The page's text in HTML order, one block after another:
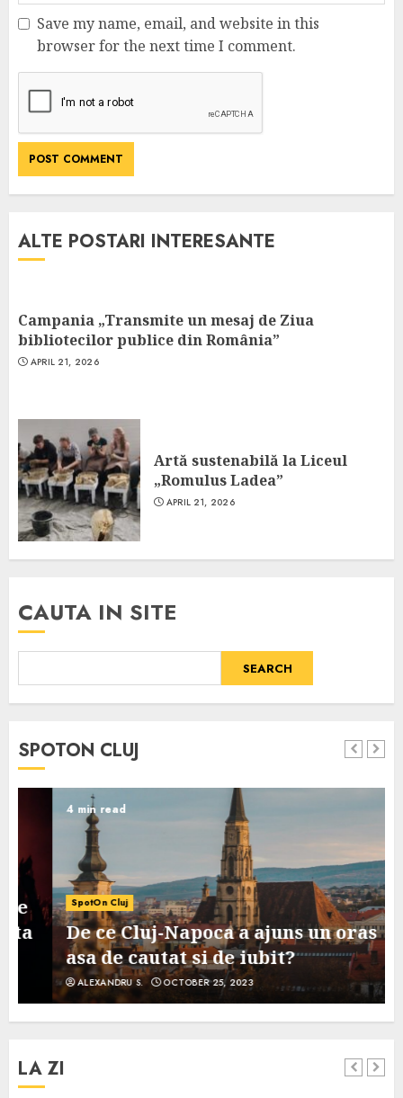
Save my name, email, and website in this
browser for the next time I comment.
ALTE POSTARI INTERESANTE
Campania „Transmite un mesaj de Ziua
bibliotecilor publice din România”
APRIL 21, 2026
Artă sustenabilă la Liceul
„Romulus Ladea”
APRIL 21, 2026
CAUTA IN SITE
SEARCH
SPOTON CLUJ
4 min read
SpotOn Cluj
De ce Cluj-Napoca a ajuns un oras
asa de cautat si de iubit?
ALEXANDRU S. OCTOBER 25, 2023
LA ZI